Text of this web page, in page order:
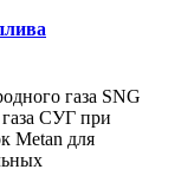
газа SNG
СУГ при
Metan для